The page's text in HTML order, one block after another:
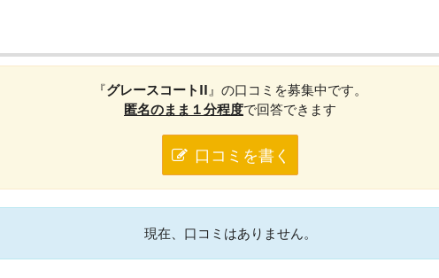
『グレースコートII 』の口コミを募集中です。
匿名のまま１分程度で回答できます
口コミを書く
現在、口コミはありません。